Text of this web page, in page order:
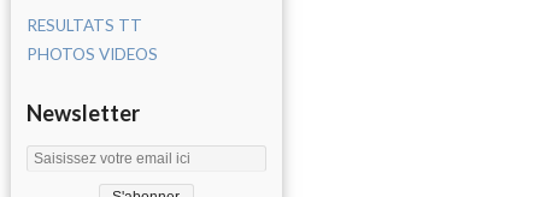
RESULTATS TT
PHOTOS VIDEOS
Newsletter